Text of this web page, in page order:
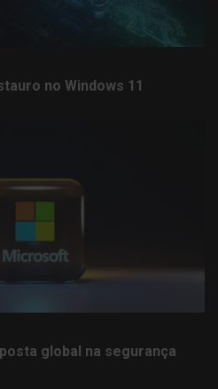
no Windows 11
global na segurança